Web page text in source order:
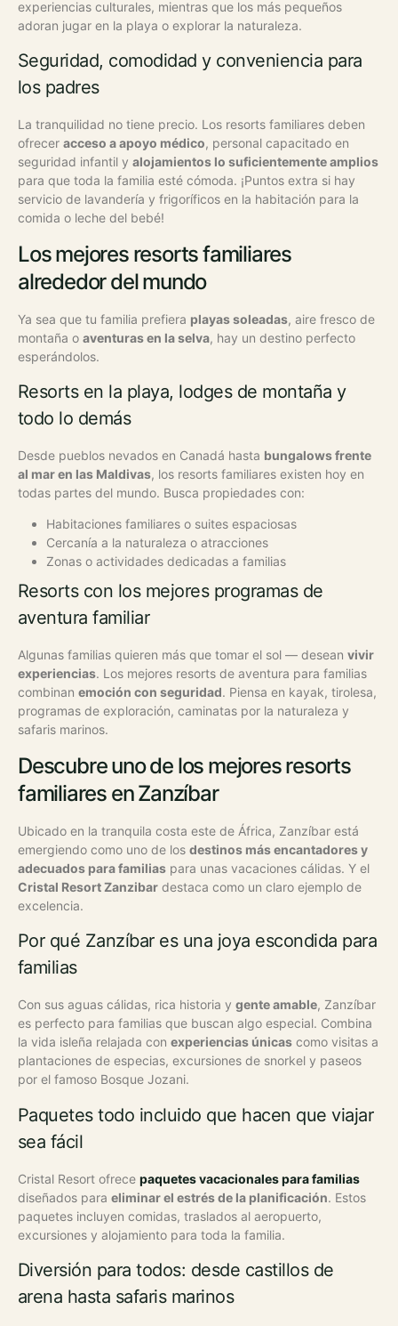
experiencias culturales, mientras que los más pequeños
adoran jugar en la playa o explorar la naturaleza.
Seguridad, comodidad y conveniencia para
los padres
La tranquilidad no tiene precio. Los resorts familiares deben
ofrecer acceso a apoyo médico, personal capacitado en
seguridad infantil y alojamientos lo suficientemente amplios
para que toda la familia esté cómoda. ¡Puntos extra si hay
servicio de lavandería y frigoríficos en la habitación para la
comida o leche del bebé!
Los mejores resorts familiares
alrededor del mundo
Ya sea que tu familia prefiera playas soleadas, aire fresco de
montaña o aventuras en la selva, hay un destino perfecto
esperándolos.
Resorts en la playa, lodges de montaña y
todo lo demás
Desde pueblos nevados en Canadá hasta bungalows frente
al mar en las Maldivas, los resorts familiares existen hoy en
todas partes del mundo. Busca propiedades con:
Habitaciones familiares o suites espaciosas
Cercanía a la naturaleza o atracciones
Zonas o actividades dedicadas a familias
Resorts con los mejores programas de
aventura familiar
Algunas familias quieren más que tomar el sol — desean vivir
experiencias. Los mejores resorts de aventura para familias
combinan emoción con seguridad. Piensa en kayak, tirolesa,
programas de exploración, caminatas por la naturaleza y
safaris marinos.
Descubre uno de los mejores resorts
familiares en Zanzíbar
Ubicado en la tranquila costa este de África, Zanzíbar está
emergiendo como uno de los destinos más encantadores y
adecuados para familias para unas vacaciones cálidas. Y el
Cristal Resort Zanzibar destaca como un claro ejemplo de
excelencia.
Por qué Zanzíbar es una joya escondida para
familias
Con sus aguas cálidas, rica historia y gente amable, Zanzíbar
es perfecto para familias que buscan algo especial. Combina
la vida isleña relajada con experiencias únicas como visitas a
plantaciones de especias, excursiones de snorkel y paseos
por el famoso Bosque Jozani.
Paquetes todo incluido que hacen que viajar
sea fácil
Cristal Resort ofrece paquetes vacacionales para familias
diseñados para eliminar el estrés de la planificación. Estos
paquetes incluyen comidas, traslados al aeropuerto,
excursiones y alojamiento para toda la familia.
Diversión para todos: desde castillos de
arena hasta safaris marinos